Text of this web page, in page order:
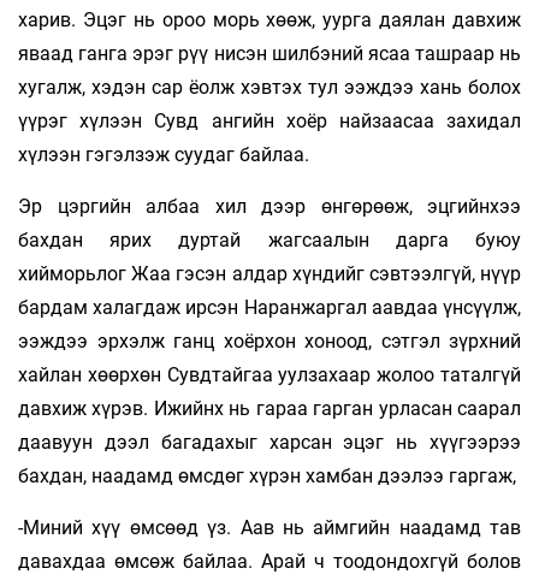
харив. Эцэг нь ороо морь хөөж, уурга даялан давхиж
яваад ганга эрэг рүү нисэн шилбэний ясаа ташраар нь
хугалж, хэдэн сар ёолж хэвтэх тул ээждээ хань болох
үүрэг хүлээн Сувд ангийн хоёр найзаасаа захидал
хүлээн гэгэлзэж суудаг байлаа.
Эр цэргийн албаа хил дээр өнгөрөөж, эцгийнхээ
бахдан ярих дуртай жагсаалын дарга буюу
хийморьлог Жаа гэсэн алдар хүндийг сэвтээлгүй, нүүр
бардам халагдаж ирсэн Наранжаргал аавдаа үнсүүлж,
ээждээ эрхэлж ганц хоёрхон хоноод, сэтгэл зүрхний
хайлан хөөрхөн Сувдтайгаа уулзахаар жолоо таталгүй
давхиж хүрэв. Ижийнх нь гараа гарган урласан саарал
даавуун дээл багадахыг харсан эцэг нь хүүгээрээ
бахдан, наадамд өмсдөг хүрэн хамбан дээлээ гаргаж,
-Миний хүү өмсөөд үз. Аав нь аймгийн наадамд тав
давахдаа өмсөж байлаа. Арай ч тоодондохгүй болов